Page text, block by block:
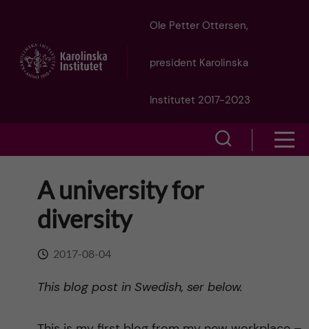
t
Ole Petter Ottersen,
president Karolinska
Institutet 2017-2023
a
r
A university for
diversity
2017-08-04
This blog post in Swedish, ser below.